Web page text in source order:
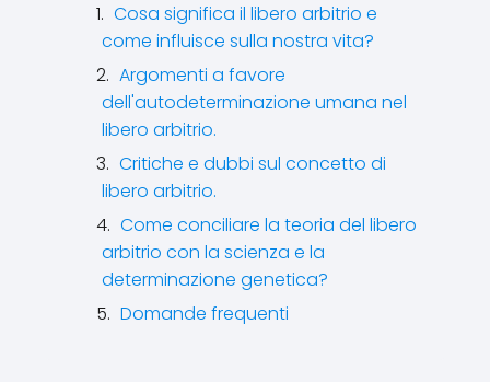
Cosa significa il libero arbitrio e
come influisce sulla nostra vita?
Argomenti a favore
dell'autodeterminazione umana nel
libero arbitrio.
Critiche e dubbi sul concetto di
libero arbitrio.
Come conciliare la teoria del libero
arbitrio con la scienza e la
determinazione genetica?
Domande frequenti